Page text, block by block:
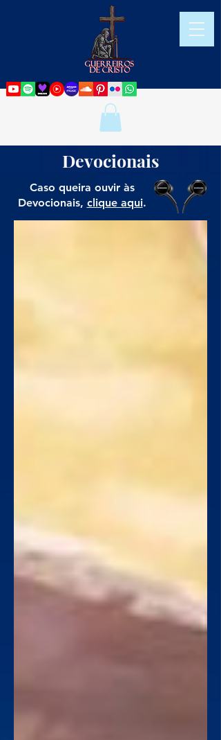
Devocionais
Caso queira ouvir às
Devocionais, clique aqui.